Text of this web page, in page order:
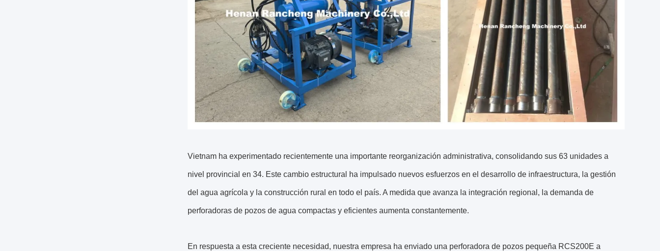
Vietnam ha experimentado recientemente una importante reorganización administrativa, consolidando sus 63 unidades a
nivel provincial en 34. Este cambio estructural ha impulsado nuevos esfuerzos en el desarrollo de infraestructura, la gestión
del agua agrícola y la construcción rural en todo el país. A medida que avanza la integración regional, la demanda de
perforadoras de pozos de agua compactas y eficientes aumenta constantemente.
En respuesta a esta creciente necesidad, nuestra empresa ha enviado una perforadora de pozos pequeña RCS200E a